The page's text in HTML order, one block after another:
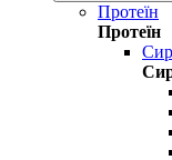
Протеїн
Протеїн